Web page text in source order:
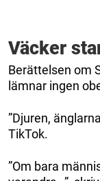
Väcker
Berättelsen om
lämnar ingen
”Djuren,
TikTok.
”Om bara